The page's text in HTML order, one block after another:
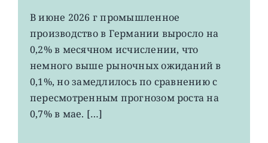
EWG:
рост
промпроизводства
Германии
до
0,2%
В июне 2026 г промышленное
производство в Германии выросло на
0,2% в месячном исчислении, что
немного выше рыночных ожиданий в
0,1%, но замедлилось по сравнению с
пересмотренным прогнозом роста на
0,7% в мае. […]